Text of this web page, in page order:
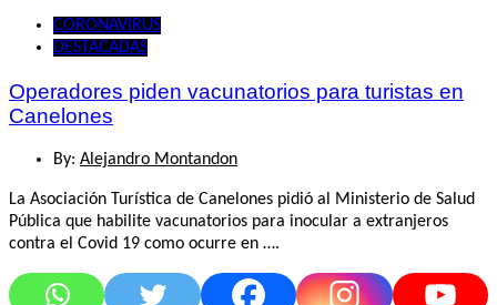
CORONAVIRUS
DESTACADAS
Operadores piden vacunatorios para turistas en
Canelones
By: Alejandro Montandon
La Asociación Turística de Canelones pidió al Ministerio de Salud
Pública que habilite vacunatorios para inocular a extranjeros
contra el Covid 19 como ocurre en ….